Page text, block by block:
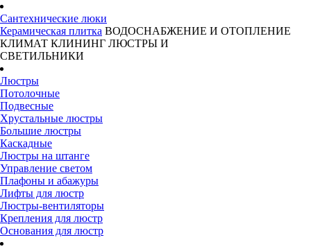
Сантехнические люки
Керамическая плитка ВОДОСНАБЖЕНИЕ И ОТОПЛЕНИЕ
КЛИМАТ КЛИНИНГ ЛЮСТРЫ И
СВЕТИЛЬНИКИ
Люстры
Потолочные
Подвесные
Хрустальные люстры
Большие люстры
Каскадные
Люстры на штанге
Управление светом
Плафоны и абажуры
Лифты для люстр
Люстры-вентиляторы
Крепления для люстр
Основания для люстр